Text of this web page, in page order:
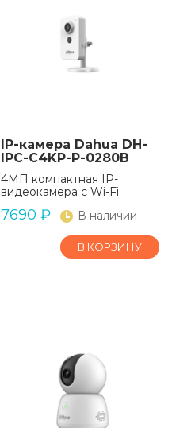
IP-камера Dahua DH-
IPC-C4KP-P-0280B
4МП компактная IP-
видеокамера с Wi-Fi
7690 ₽ В наличии
В КОРЗИНУ